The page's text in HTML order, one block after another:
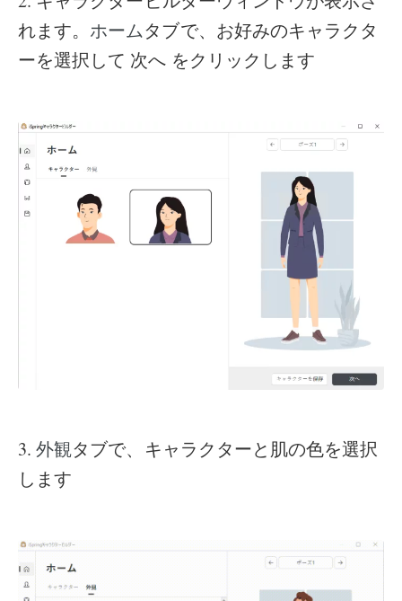
れます。 ホームタブで、お好みのキャラクタ
ーを選択して 次へ をクリックします
3. 外観タブで、キャラクターと肌の色を選択
します